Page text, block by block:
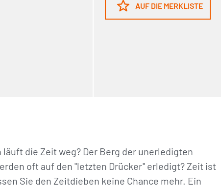
AUF DIE MERKLISTE
läuft die Zeit weg? Der Berg der unerledigten
oft auf den "letzten Drücker" erledigt? Zeit ist
Sie den Zeitdieben keine Chance mehr. Ein